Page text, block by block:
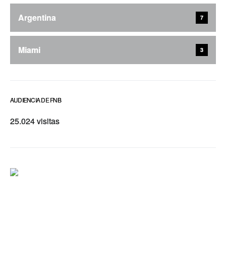
Argentina 7
Miami 3
AUDIENCIA DE FNB
25.024 visitas